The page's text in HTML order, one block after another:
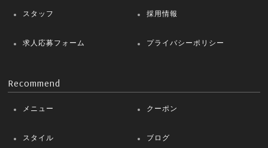
スタッフ 採用情報
求人応募フォーム プライバシーポリシー
Recommend
メニュー クーポン
スタイル ブログ